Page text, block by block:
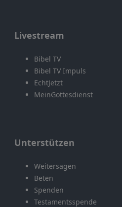
Livestream
Bibel TV
Bibel TV Impuls
EchtJetzt
MeinGottesdienst
Unterstützen
Weitersagen
Beten
Spenden
Testamentsspende